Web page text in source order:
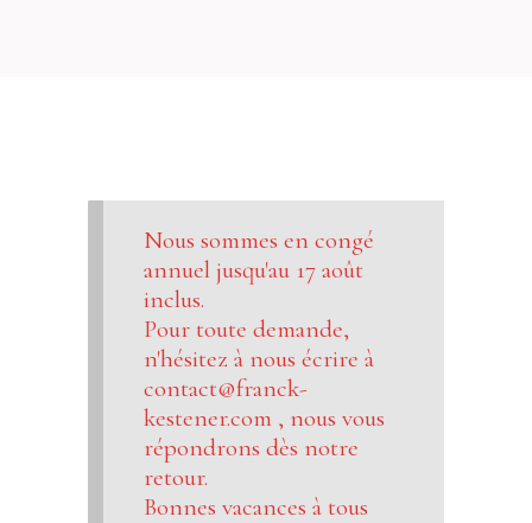
Nous sommes en congé
annuel jusqu'au 17 août
inclus.
Pour toute demande,
n'hésitez à nous écrire à
contact@franck-
kestener.com , nous vous
répondrons dès notre
retour.
Bonnes vacances à tous